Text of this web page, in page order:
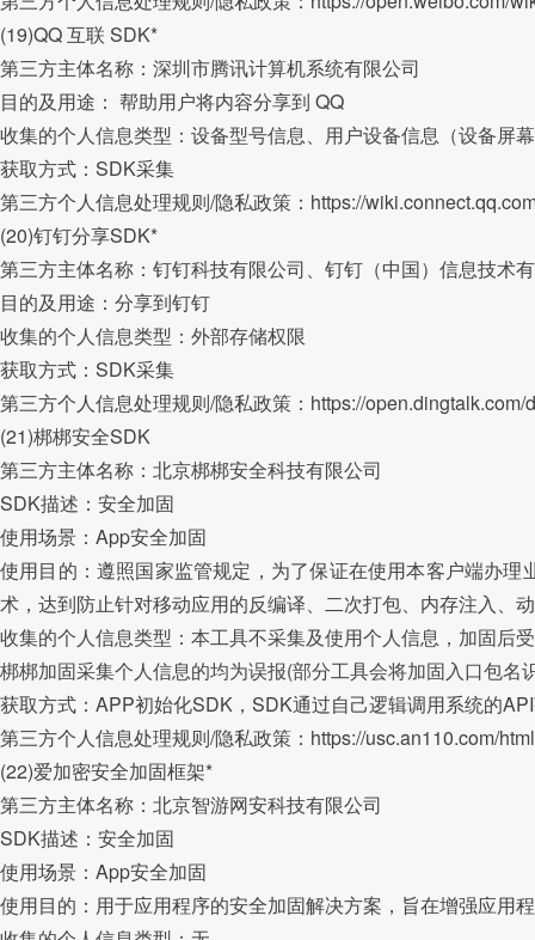
(19)QQ 互联 SDK*
第三方主体名称：深圳市腾讯计算机系统有限公司
目的及用途： 帮助用户将内容分享到 QQ
收集的个人信息类型：设备型号信息、用户设备信息（设备屏
获取方式：SDK采集
第三方个人信息处理规则/隐私政策：https://
(20)钉钉分享SDK*
第三方主体名称：钉钉科技有限公司、钉钉（中国）信息技术
目的及用途：分享到钉钉
收集的个人信息类型：外部存储权限
获取方式：SDK采集
第三方个人信息处理规则/隐私政策：https://
(21)梆梆安全SDK
第三方主体名称：北京梆梆安全科技有限公司
SDK描述：安全加固
使用场景：App安全加固
使用目的：遵照国家监管规定，为了保证在使用本客户端办
术，达到防止针对移动应用的反编译、二次打包、内存注入、
收集的个人信息类型：本工具不采集及使用个人信息，加固后
梆梆加固采集个人信息的均为误报(部分工具会将加固入口包
获取方式：APP初始化SDK，SDK通过自己逻辑调用系统的
第三方个人信息处理规则/隐私政策：https://usc.an110.com/
(22)爱加密安全加固框架*
第三方主体名称：北京智游网安科技有限公司
SDK描述：安全加固
使用场景：App安全加固
使用目的：用于应用程序的安全加固解决方案，旨在增强应用